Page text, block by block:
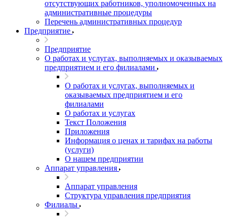
отсутствующих работников, уполномоченных на
административные процедуры
Перечень административных процедур
Предприятие
Предприятие
О работах и услугах, выполняемых и оказываемых
предприятием и его филиалами
О работах и услугах, выполняемых и
оказываемых предприятием и его
филиалами
О работах и услугах
Текст Положения
Приложения
Информация о ценах и тарифах на работы
(услуги)
О нашем предприятии
Аппарат управления
Аппарат управления
Структура управления предприятия
Филиалы